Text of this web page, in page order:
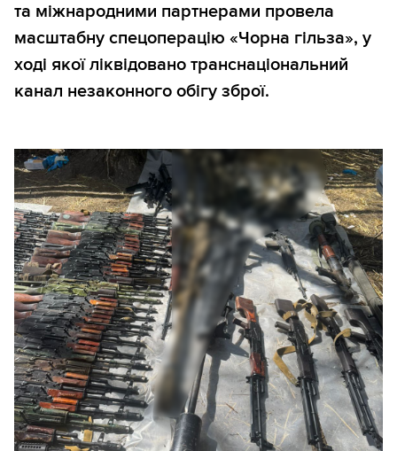
та міжнародними партнерами провела
масштабну спецоперацію «Чорна гільза», у
ході якої ліквідовано транснаціональний
канал незаконного обігу зброї.